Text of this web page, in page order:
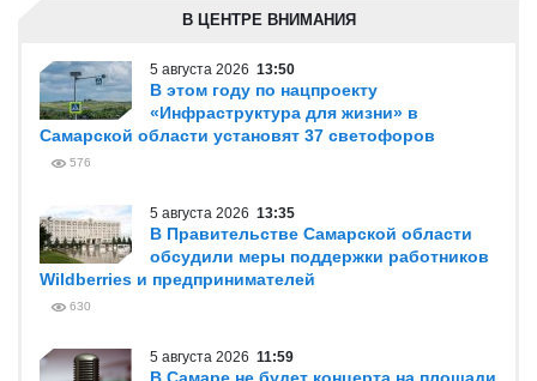
В ЦЕНТРЕ ВНИМАНИЯ
5 августа 2026 13:50
В этом году по нацпроекту
«Инфраструктура для жизни» в
Самарской области установят 37 светофоров
576
5 августа 2026 13:35
В Правительстве Самарской области
обсудили меры поддержки работников
Wildberries и предпринимателей
630
5 августа 2026 11:59